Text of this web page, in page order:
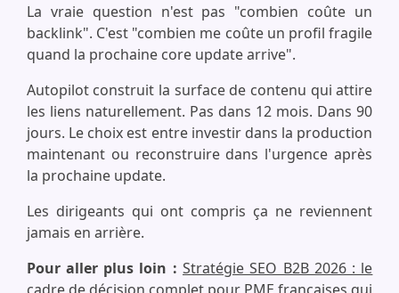
La vraie question n'est pas "combien coûte un
backlink". C'est "combien me coûte un profil fragile
quand la prochaine core update arrive".
Autopilot construit la surface de contenu qui attire
les liens naturellement. Pas dans 12 mois. Dans 90
jours. Le choix est entre investir dans la production
maintenant ou reconstruire dans l'urgence après
la prochaine update.
Les dirigeants qui ont compris ça ne reviennent
jamais en arrière.
Pour aller plus loin : Stratégie SEO B2B 2026 : le